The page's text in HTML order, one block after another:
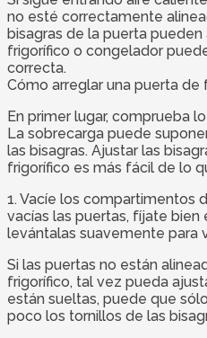
no esté correctamente
bisagras de la puerta
frigorífico o congelador
correcta.
Cómo arreglar una puerta de
En primer lugar, comprueba
La sobrecarga puede
las bisagras. Ajustar las
frigorífico es más fácil de lo
1. Vacíe los compartimentos
vacías las puertas, fíjate bien
levántalas suavemente para
Si las puertas no están
frigorífico, tal vez pueda
están sueltas, puede que
poco los tornillos de las